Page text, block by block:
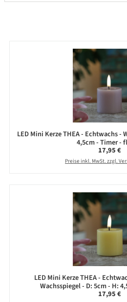
LED Mini Kerze THEA - Echtwachs -
4,5cm - Timer -
Regulärer
17,95 €
Preise inkl. MwSt. zzgl.
LED Mini Kerze THEA -
Wachsspiegel - D: 5cm - H:
Regulärer
17,95 €